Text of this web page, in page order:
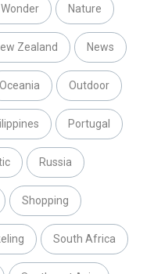
Nature
Zealand News
Oceania Outdoor
Portugal
Russia
Shopping
South Africa